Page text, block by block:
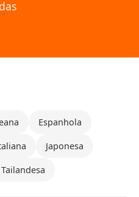
Espanhola
Japonesa
Tailandesa